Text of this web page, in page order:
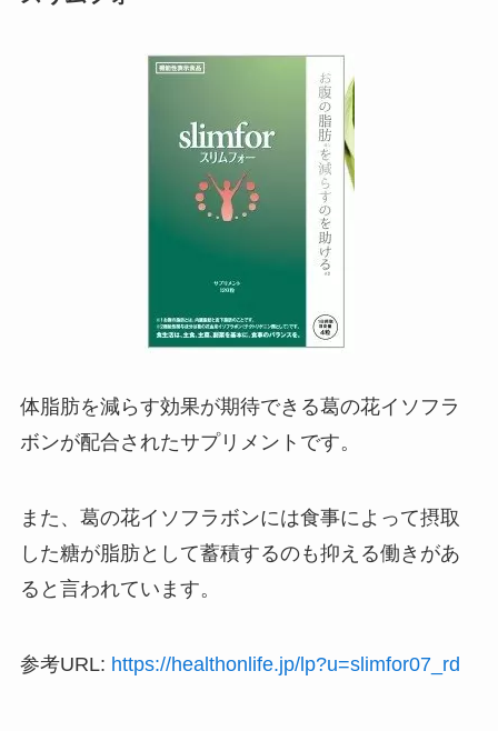
体脂肪を減らす効果が期待できる葛の花イソフラ
ボンが配合されたサプリメントです。
また、葛の花イソフラボンには食事によって摂取
した糖が脂肪として蓄積するのも抑える働きがあ
ると言われています。
参考URL: https://healthonlife.jp/lp?u=slimfor07_rd